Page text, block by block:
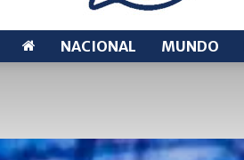
NACIONAL MUNDO